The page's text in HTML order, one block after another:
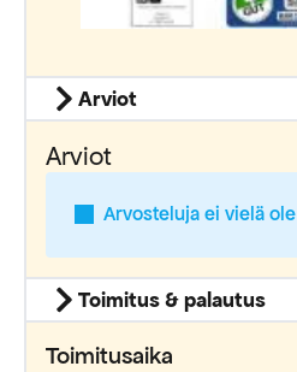
Arviot
Arviot
Arvosteluja ei vielä ole
Toimitus & palautus
Toimitusaika